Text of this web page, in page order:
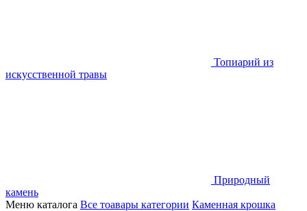
Топиарий из
искусственной травы
Природный
камень
Меню каталога Все тоавары категории Каменная крошка